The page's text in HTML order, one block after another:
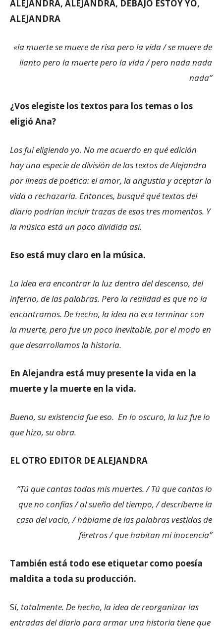
ALEJANDRA, ALEJANDRA, DEBAJO ESTOY YO,
ALEJANDRA
«la muerte se muere de risa pero la vida / se muere de
llanto pero la muerte pero la vida /pero nada nada
nada”
¿Vos elegiste los textos para los temas o los
eligió Ana?
Los fui eligiendo yo. No me acuerdo en qué edición
hay una especie de división de los textos de Alejandra
por líneas de poética: el amor, la angustia y aceptar la
vida o rechazarla. Entonces, busqué qué textos del
diario podrían incluir trazas de esos tres momentos. Y
la música está un poco dividida así.
Eso está muy claro en la música.
La idea era encontrar la luz dentro del descenso, del
inferno, de las palabras. Pero la realidad es que no la
encontramos. De hecho, la idea no era terminar con
la muerte, pero fue un poco inevitable, por el modo en
que desarrollamos la historia.
En Alejandra está muy presente la vida en la
muerte y la muerte en la vida.
Bueno, su existencia fue eso. En lo oscuro, la luz fue lo
que hizo, su obra.
EL OTRO EDITOR DE ALEJANDRA
“Tú que cantas todas mis muertes. / Tú que cantas lo
que no confías / al sueño del tiempo, / descríbeme la
casa del vacío, / háblame de las palabras vestidas de
féretros / que habitan mi inocencia”
También está todo ese etiquetar como poesía
maldita a toda su producción.
Sí, totalmente. De hecho, la idea de reorganizar las
entradas del diario para armar una historia tiene que